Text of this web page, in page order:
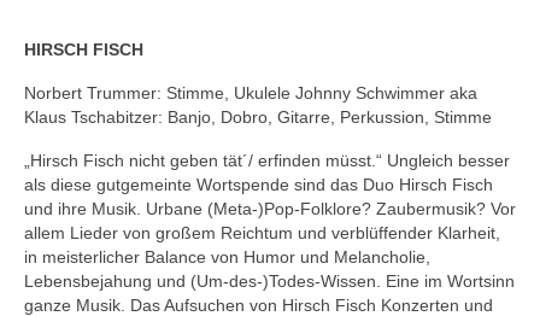
HIRSCH FISCH
Norbert Trummer: Stimme, Ukulele Johnny Schwimmer aka
Klaus Tschabitzer: Banjo, Dobro, Gitarre, Perkussion, Stimme
„Hirsch Fisch nicht geben tät´/ erfinden müsst.“ Ungleich besser
als diese gutgemeinte Wortspende sind das Duo Hirsch Fisch
und ihre Musik. Urbane (Meta-)Pop-Folklore? Zaubermusik? Vor
allem Lieder von großem Reichtum und verblüffender Klarheit,
in meisterlicher Balance von Humor und Melancholie,
Lebensbejahung und (Um-des-)Todes-Wissen. Eine im Wortsinn
ganze Musik. Das Aufsuchen von Hirsch Fisch Konzerten und